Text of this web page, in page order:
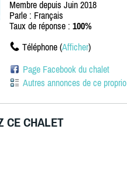
Membre depuis Juin 2018
Parle : Français
Taux de réponse : 100%
Téléphone (Afficher)
Page Facebook du chalet
Autres annonces de ce proprio
CE CHALET